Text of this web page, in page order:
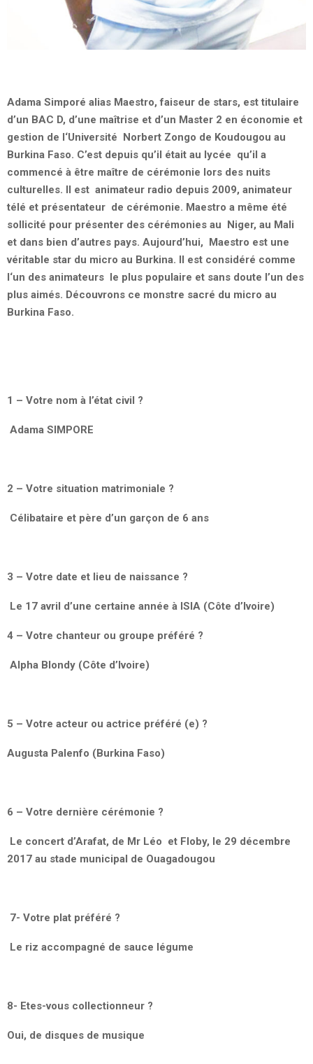
Adama Simporé alias Maestro, faiseur de stars, est titulaire
d’un BAC D, d’une maîtrise et d’un Master 2 en économie et
gestion de l‘Université Norbert Zongo de Koudougou au
Burkina Faso. C’est depuis qu’il était au lycée qu’il a
commencé à être maître de cérémonie lors des nuits
culturelles. Il est animateur radio depuis 2009, animateur
télé et présentateur de cérémonie. Maestro a même été
sollicité pour présenter des cérémonies au Niger, au Mali
et dans bien d’autres pays. Aujourd’hui, Maestro est une
véritable star du micro au Burkina. Il est considéré comme
l‘un des animateurs le plus populaire et sans doute l’un des
plus aimés. Découvrons ce monstre sacré du micro au
Burkina Faso.
1 – Votre nom à l’état civil ?
Adama SIMPORE
2 – Votre situation matrimoniale ?
Célibataire et père d’un garçon de 6 ans
3 – Votre date et lieu de naissance ?
Le 17 avril d’une certaine année à ISIA (Côte d’Ivoire)
4 – Votre chanteur ou groupe préféré ?
Alpha Blondy (Côte d’Ivoire)
5 – Votre acteur ou actrice préféré (e) ?
Augusta Palenfo (Burkina Faso)
6 – Votre dernière cérémonie ?
Le concert d’Arafat, de Mr Léo et Floby, le 29 décembre
2017 au stade municipal de Ouagadougou
7- Votre plat préféré ?
Le riz accompagné de sauce légume
8- Etes-vous collectionneur ?
Oui, de disques de musique